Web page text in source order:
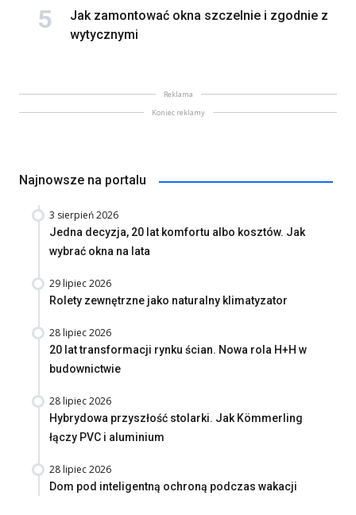
Jak zamontować okna szczelnie i zgodnie z
wytycznymi
Reklama
Koniec reklamy
Najnowsze na portalu
3 sierpień 2026
Jedna decyzja, 20 lat komfortu albo kosztów. Jak
wybrać okna na lata
29 lipiec 2026
Rolety zewnętrzne jako naturalny klimatyzator
28 lipiec 2026
20 lat transformacji rynku ścian. Nowa rola H+H w
budownictwie
28 lipiec 2026
Hybrydowa przyszłość stolarki. Jak Kömmerling
łączy PVC i aluminium
28 lipiec 2026
Dom pod inteligentną ochroną podczas wakacji